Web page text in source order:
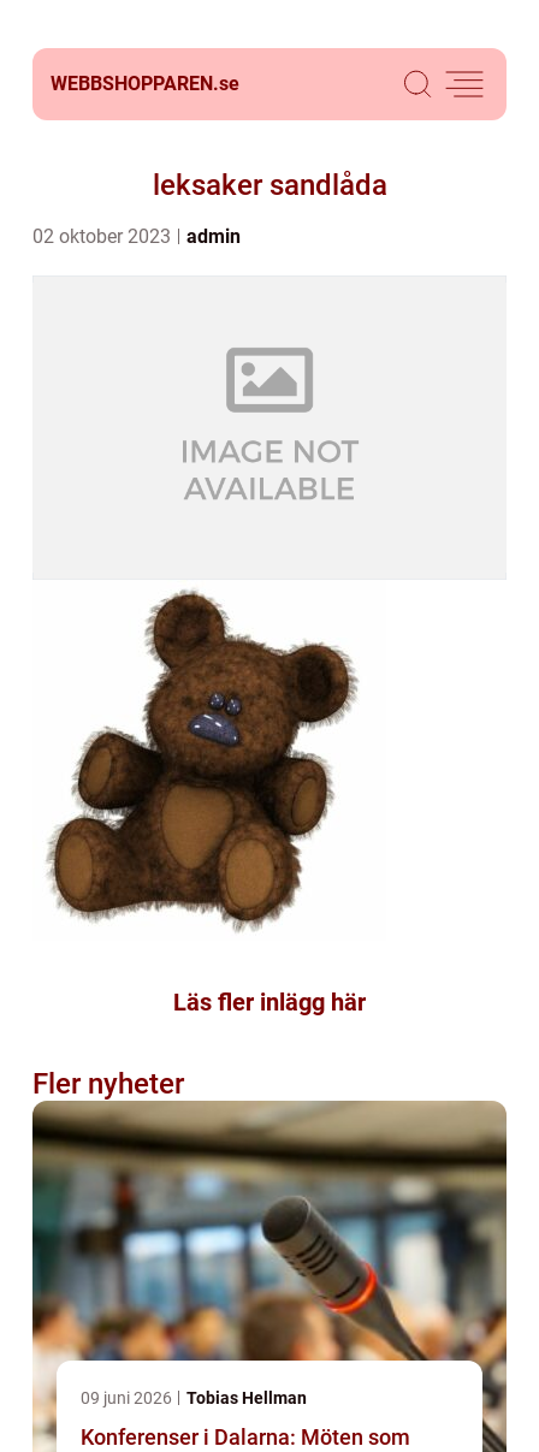
WEBBSHOPPAREN.se
leksaker sandlåda
02 oktober 2023 admin
Läs fler inlägg här
Fler nyheter
09 juni 2026 Tobias Hellman
Konferenser i Dalarna: Möten som